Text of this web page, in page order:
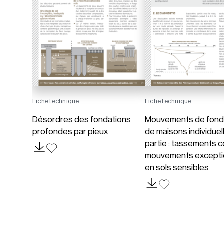
Fiche technique
Désordres des fondations
profondes par pieux
Fiche technique
Mouvements de
de maisons
partie : tassements
mouvements
en sols sensibles